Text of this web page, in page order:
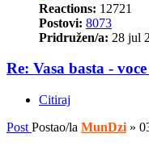
Reactions: 12721
Postovi: 8073
Pridružen/a: 28 jul
Re: Vasa basta -
Citiraj
Post Postao/la MunDzi »